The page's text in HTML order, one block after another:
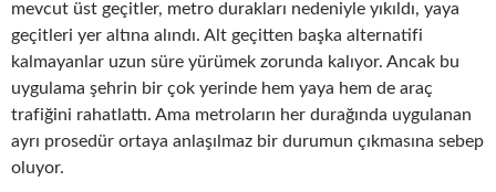
mevcut üst geçitler, metro durakları nedeniyle yıkıldı, yaya
geçitleri yer altına alındı. Alt geçitten başka alternatifi
kalmayanlar uzun süre yürümek zorunda kalıyor. Ancak bu
uygulama şehrin bir çok yerinde hem yaya hem de araç
trafiğini rahatlattı. Ama metroların her durağında uygulanan
ayrı prosedür ortaya anlaşılmaz bir durumun çıkmasına sebep
oluyor.